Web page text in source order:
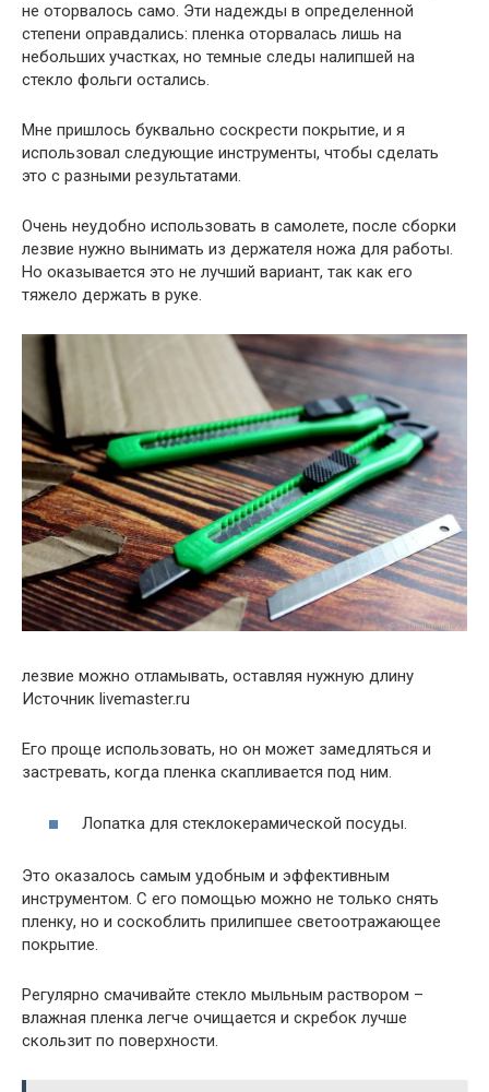
не оторвалось само. Эти надежды в определенной
степени оправдались: пленка оторвалась лишь на
небольших участках, но темные следы налипшей на
стекло фольги остались.
Мне пришлось буквально соскрести покрытие, и я
использовал следующие инструменты, чтобы сделать
это с разными результатами.
Очень неудобно использовать в самолете, после сборки
лезвие нужно вынимать из держателя ножа для работы.
Но оказывается это не лучший вариант, так как его
тяжело держать в руке.
лезвие можно отламывать, оставляя нужную длину
Источник livemaster.ru
Его проще использовать, но он может замедляться и
застревать, когда пленка скапливается под ним.
Лопатка для стеклокерамической посуды.
Это оказалось самым удобным и эффективным
инструментом. С его помощью можно не только снять
пленку, но и соскоблить прилипшее светоотражающее
покрытие.
Регулярно смачивайте стекло мыльным раствором –
влажная пленка легче очищается и скребок лучше
скользит по поверхности.